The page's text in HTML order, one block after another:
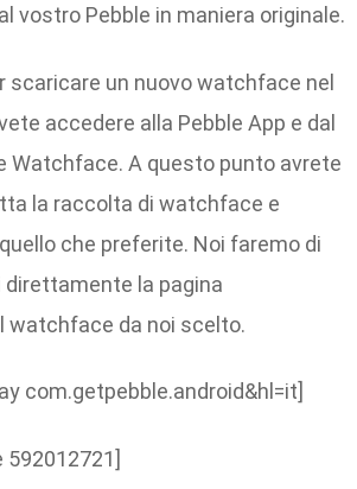
vostro Pebble in maniera originale.
scaricare un nuovo watchface nel
accedere alla Pebble App e dal
Watchface. A questo punto avrete
la raccolta di watchface e
che preferite. Noi faremo di
direttamente la pagina
watchface da noi scelto.
com.getpebble.android&hl=it]
592012721]